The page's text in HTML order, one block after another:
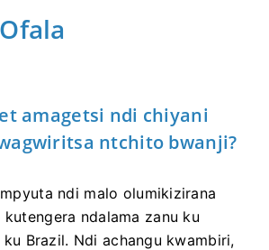
amagetsi ndi chiyani
ntchito bwanji?
ndi malo olumikizirana
ndalama zanu ku
Brazil. Ndi achangu kwambiri,